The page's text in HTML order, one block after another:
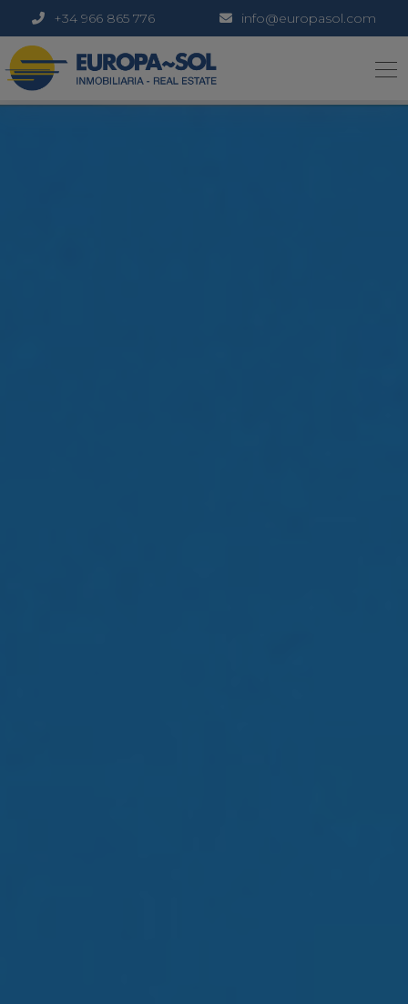
+34 966 865 776 info@europasol.com